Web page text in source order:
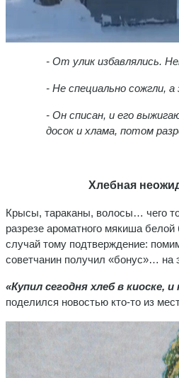
- От улик избавлялись.
- Не специально сожгли, а
- Он списан, и его
досок и хлама, потом
Хлебная
Крысы, тараканы, волосы… чего
разрезе ароматного мякиша
случай тому подтверждение:
советчанин получил «бонус»… на
«Купил сегодня хлеб в киоске,
поделился новостью кто-то из